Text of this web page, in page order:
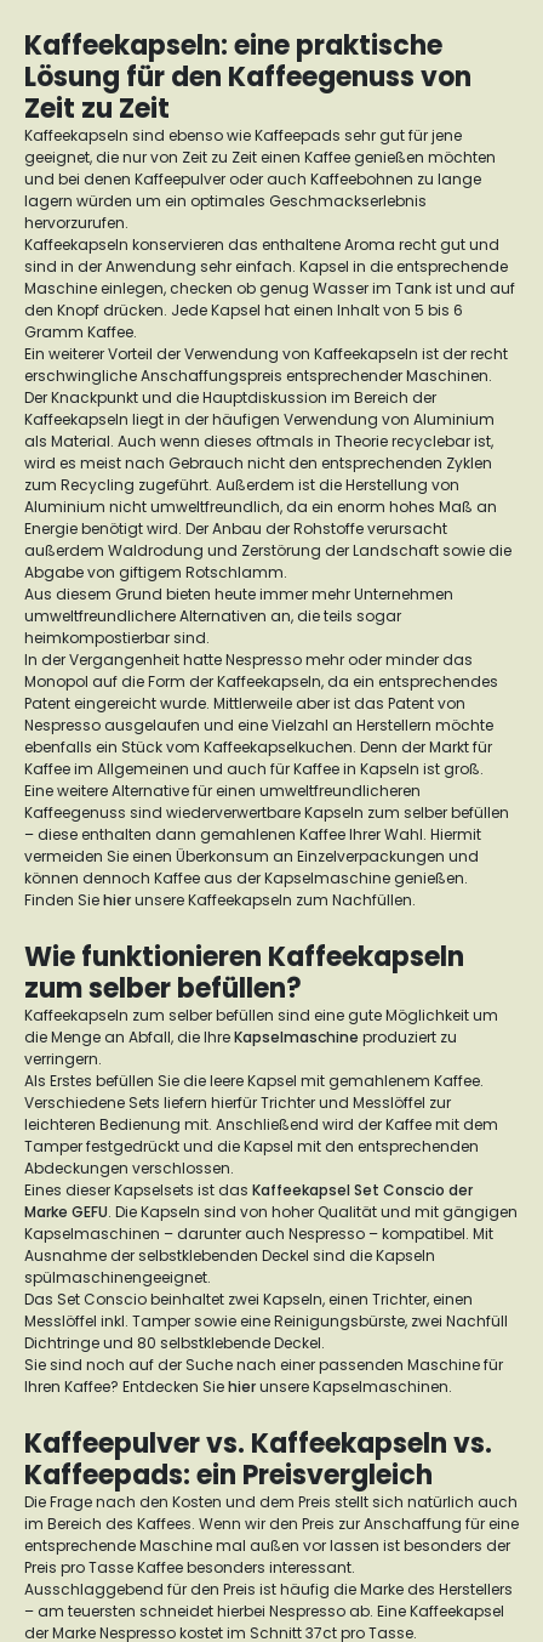
Kaffeekapseln: eine praktische
Lösung für den Kaffeegenuss von
Zeit zu Zeit
Kaffeekapseln sind ebenso wie Kaffeepads sehr gut für jene
geeignet, die nur von Zeit zu Zeit einen Kaffee genießen möchten
und bei denen Kaffeepulver oder auch Kaffeebohnen zu lange
lagern würden um ein optimales Geschmackserlebnis
hervorzurufen.
Kaffeekapseln konservieren das enthaltene Aroma recht gut und
sind in der Anwendung sehr einfach. Kapsel in die entsprechende
Maschine einlegen, checken ob genug Wasser im Tank ist und auf
den Knopf drücken. Jede Kapsel hat einen Inhalt von 5 bis 6
Gramm Kaffee.
Ein weiterer Vorteil der Verwendung von Kaffeekapseln ist der recht
erschwingliche Anschaffungspreis entsprechender Maschinen.
Der Knackpunkt und die Hauptdiskussion im Bereich der
Kaffeekapseln liegt in der häufigen Verwendung von Aluminium
als Material. Auch wenn dieses oftmals in Theorie recyclebar ist,
wird es meist nach Gebrauch nicht den entsprechenden Zyklen
zum Recycling zugeführt. Außerdem ist die Herstellung von
Aluminium nicht umweltfreundlich, da ein enorm hohes Maß an
Energie benötigt wird. Der Anbau der Rohstoffe verursacht
außerdem Waldrodung und Zerstörung der Landschaft sowie die
Abgabe von giftigem Rotschlamm.
Aus diesem Grund bieten heute immer mehr Unternehmen
umweltfreundlichere Alternativen an, die teils sogar
heimkompostierbar sind.
In der Vergangenheit hatte Nespresso mehr oder minder das
Monopol auf die Form der Kaffeekapseln, da ein entsprechendes
Patent eingereicht wurde. Mittlerweile aber ist das Patent von
Nespresso ausgelaufen und eine Vielzahl an Herstellern möchte
ebenfalls ein Stück vom Kaffeekapselkuchen. Denn der Markt für
Kaffee im Allgemeinen und auch für Kaffee in Kapseln ist groß.
Eine weitere Alternative für einen umweltfreundlicheren
Kaffeegenuss sind wiederverwertbare Kapseln zum selber befüllen
– diese enthalten dann gemahlenen Kaffee Ihrer Wahl. Hiermit
vermeiden Sie einen Überkonsum an Einzelverpackungen und
können dennoch Kaffee aus der Kapselmaschine genießen.
Finden Siehierunsere Kaffeekapseln zum Nachfüllen.
Wie funktionieren Kaffeekapseln
zum selber befüllen?
Kaffeekapseln zum selber befüllen sind eine gute Möglichkeit um
die Menge an Abfall, die IhreKapselmaschine produziert zu
verringern.
Als Erstes befüllen Sie die leere Kapsel mit gemahlenem Kaffee.
Verschiedene Sets liefern hierfür Trichter und Messlöffel zur
leichteren Bedienung mit. Anschließend wird der Kaffee mit dem
Tamper festgedrückt und die Kapsel mit den entsprechenden
Abdeckungen verschlossen.
Eines dieser Kapselsets ist das Kaffeekapsel Set Conscio der
Marke GEFU. Die Kapseln sind von hoher Qualität und mit gängigen
Kapselmaschinen – darunter auch Nespresso – kompatibel. Mit
Ausnahme der selbstklebenden Deckel sind die Kapseln
spülmaschinengeeignet.
Das Set Conscio beinhaltet zwei Kapseln, einen Trichter, einen
Messlöffel inkl. Tamper sowie eine Reinigungsbürste, zwei Nachfüll
Dichtringe und 80 selbstklebende Deckel.
Sie sind noch auf der Suche nach einer passenden Maschine für
Ihren Kaffee? Entdecken Siehierunsere Kapselmaschinen.
Kaffeepulver vs. Kaffeekapseln vs.
Kaffeepads: ein Preisvergleich
Die Frage nach den Kosten und dem Preis stellt sich natürlich auch
im Bereich des Kaffees. Wenn wir den Preis zur Anschaffung für eine
entsprechende Maschine mal außen vor lassen ist besonders der
Preis pro Tasse Kaffee besonders interessant.
Ausschlaggebend für den Preis ist häufig die Marke des Herstellers
– am teuersten schneidet hierbei Nespresso ab. Eine Kaffeekapsel
der Marke Nespresso kostet im Schnitt 37ct pro Tasse.